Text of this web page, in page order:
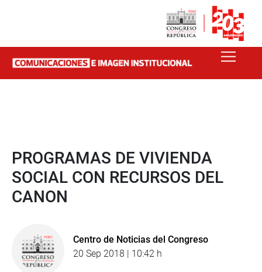
PROGRAMAS DE VIVIENDA
SOCIAL CON RECURSOS DEL
CANON
Centro de Noticias del Congreso
20 Sep 2018 | 10:42 h